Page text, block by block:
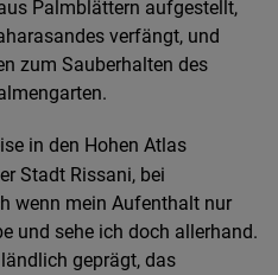
Palmblättern aufgestellt,
verfängt, und
zum Sauberhalten des
in den Hohen Atlas
Stadt Rissani, bei
wenn mein Aufenthalt nur
und sehe ich doch allerhand.
geprägt, das